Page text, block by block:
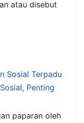
atau disebut
Sosial Terpadu
Penting
paparan oleh